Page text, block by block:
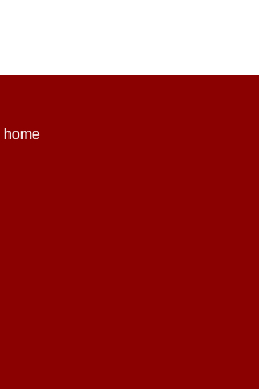
home